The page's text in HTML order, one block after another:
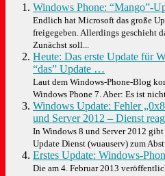
Windows Phone: “Mango”-
Endlich hat Microsoft das große
freigegeben. Allerdings geschieht
Zunächst soll...
Heute: Das erste Update für
“das” Update …
Laut dem Windows-Phone-Blog
Windows Phone 7. Aber: Es ist
Windows Update: Fehler
und Server 2012 – Dienst
In Windows 8 und Server 2012
Update Dienst (wuauserv) zum
Erstes Update: Windows-
Die am 4. Februar 2013